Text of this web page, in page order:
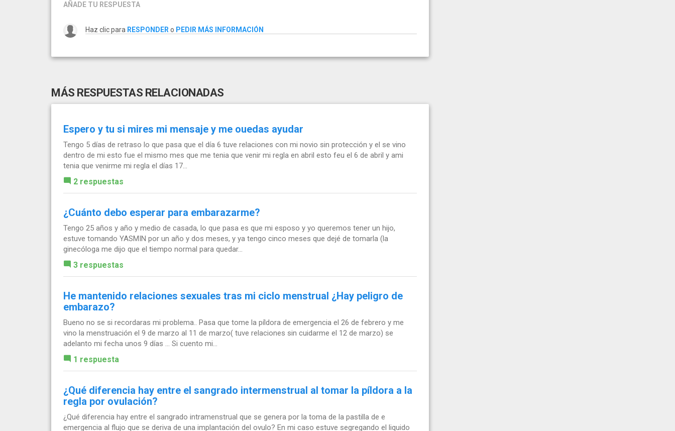
AÑADE TU RESPUESTA
Haz clic para RESPONDERo PEDIR MÁS INFORMACIÓN
MÁS RESPUESTAS RELACIONADAS
Espero y tu si mires mi mensaje y me ouedas ayudar
Tengo 5 días de retraso lo que pasa que el día 6 tuve relaciones con mi novio sin protección y el se vino
dentro de mi esto fue el mismo mes que me tenia que venir mi regla en abril esto feu el 6 de abril y ami
tenia que venirme mi regla el días 17...
2 respuestas
¿Cuánto debo esperar para embarazarme?
Tengo 25 años y año y medio de casada, lo que pasa es que mi esposo y yo queremos tener un hijo,
estuve tomando YASMIN por un año y dos meses, y ya tengo cinco meses que dejé de tomarla (la
ginecóloga me dijo que el tiempo normal para quedar...
3 respuestas
He mantenido relaciones sexuales tras mi ciclo menstrual ¿Hay peligro de
embarazo?
Bueno no se si recordaras mi problema.. Pasa que tome la píldora de emergencia el 26 de febrero y me
vino la menstruación el 9 de marzo al 11 de marzo( tuve relaciones sin cuidarme el 12 de marzo) se
adelanto mi fecha unos 9 días ... Si cuento mi...
1 respuesta
¿Qué diferencia hay entre el sangrado intermenstrual al tomar la píldora a la
regla por ovulación?
¿Qué diferencia hay entre el sangrado intramenstrual que se genera por la toma de la pastilla de e
emergencia al flujo que se deriva de una implantación del ovulo? En mi caso estuve segregando el liquido